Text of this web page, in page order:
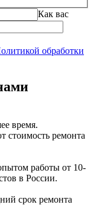
Как вас
обработки
время.
стоимость ремонта
работы от 10-
в России.
срок ремонта